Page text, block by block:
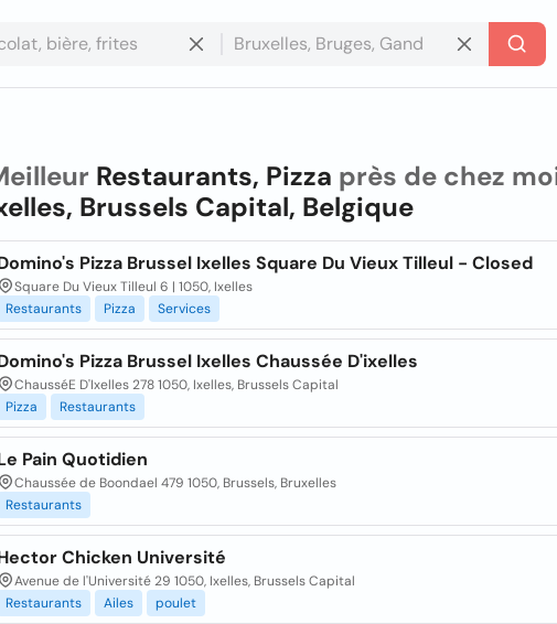
Restaurants, Pizza près de chez
Brussels Capital, Belgique
Pizza Brussel Ixelles Square Du Vieux Tilleul - Closed
Square Du Vieux Tilleul 6 | 1050, Ixelles
Restaurants
Pizza Services
Pizza Brussel Ixelles Chaussée D'ixelles
ChausséE D'Ixelles 278 1050, Ixelles, Brussels Capital
Pizza
Restaurants
Pain Quotidien
Chaussée de Boondael 479 1050, Brussels, Bruxelles
Restaurants
Chicken Université
Avenue de l'Université 29 1050, Ixelles, Brussels Capital
Restaurants
Ailes poulet